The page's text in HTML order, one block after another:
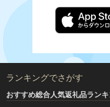
ランキングでさがす
おすすめ総合人気返礼品ラン